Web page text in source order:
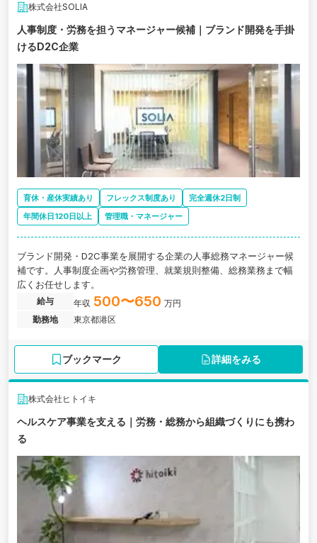
株式会社SOLIA
人事制度・労務を担うマネージャー候補｜ブランド開発を手掛
けるD2C企業
育休・産休実績あり フレックス制度あり
完全週休2日制
年間休日120日以上
管理職・マネージャー
ブランド開発・D2C事業を展開する企業の人事総務マネージャー候
補です。人事制度企画や労務管理、就業規則整備、総務業務まで幅
広くお任せします。
給与 年収 500〜650 万円
勤務地
東京都港区
ブックマーク 詳細をみる
株式会社ヒトイキ
ヘルスケア事業を支える｜労務・総務から組織づくりにも携わ
る